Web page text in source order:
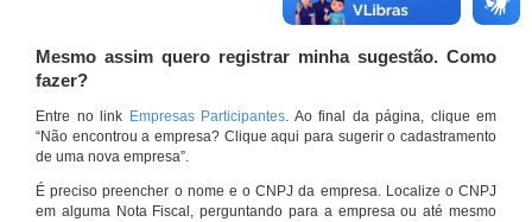
Mesmo assim quero registrar minha sugestão. Como
fazer?
Entre no link Empresas Participantes. Ao final da página, clique em
“Não encontrou a empresa? Clique aqui para sugerir o cadastramento
de uma nova empresa”.
É preciso preencher o nome e o CNPJ da empresa. Localize o CNPJ
em alguma Nota Fiscal, perguntando para a empresa ou até mesmo